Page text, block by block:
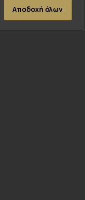
Αποδοχή όλων
ΕΠΟΜΕΝΟ -